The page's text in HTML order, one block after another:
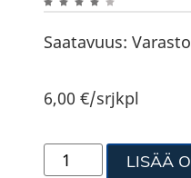
Saatavuus:
6,00 €/srjkpl
LISÄÄ